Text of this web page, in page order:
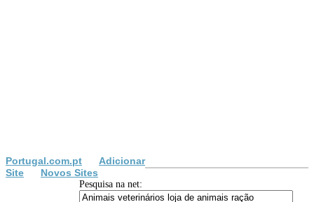
Portugal.com.pt
Adicionar
Site
Novos Sites
Pesquisa na net: